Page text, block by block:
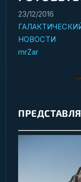
23/12/2016
НОВОСТИ
mrZar